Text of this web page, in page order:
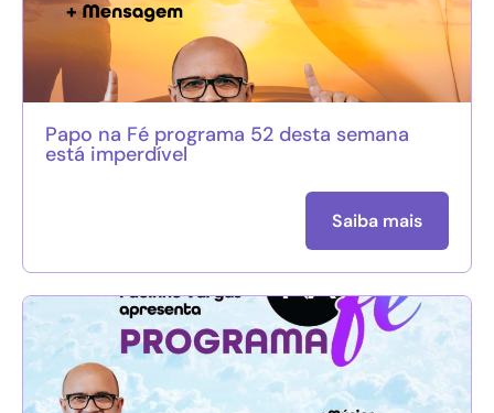
Papo na Fé programa 52 desta semana
está imperdível
Saiba mais